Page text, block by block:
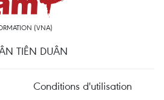
(VNA)
TIÊN DUÂN
Conditions d'utilisation